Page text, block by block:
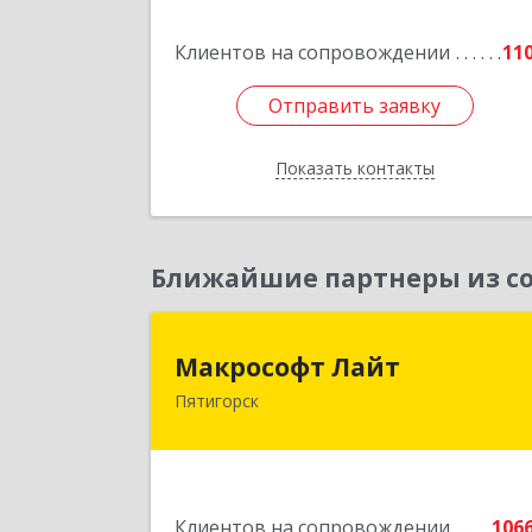
Клиентов на сопровождении
Отправить заявку
Показать контакты
Отправить заявку
Назад
Ближайшие партнеры из
Макрософт Лайт
Пятигорск
Макрософт Лайт
357501, Ставропольский край,